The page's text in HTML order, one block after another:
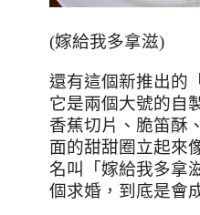
(嫁給我多拿滋)
還有這個新推出的
它是兩個大號的自
香蕉切片、脆笛酥
面的甜甜圈立起來
名叫「嫁給我多拿
個求婚，到底是會